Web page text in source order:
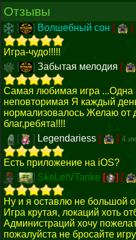
Отзывы
[ ] Волшебный сон [ ]
Игра-чудо!!!!!
[
] Забытая мелодия [
Самая любимая игра ...Одна
неповторимая Я каждый
нормализовалось Желаю от
благ,ребята!!!!
[
] Legendariess [ ] 4
Есть приложение на iOS?
[
] SkeLetVTanke [ ] [
Ну и я оставлю не большой
Игра крутая, локаций хоть
Администраций хочу
пожалуйста не бросайте